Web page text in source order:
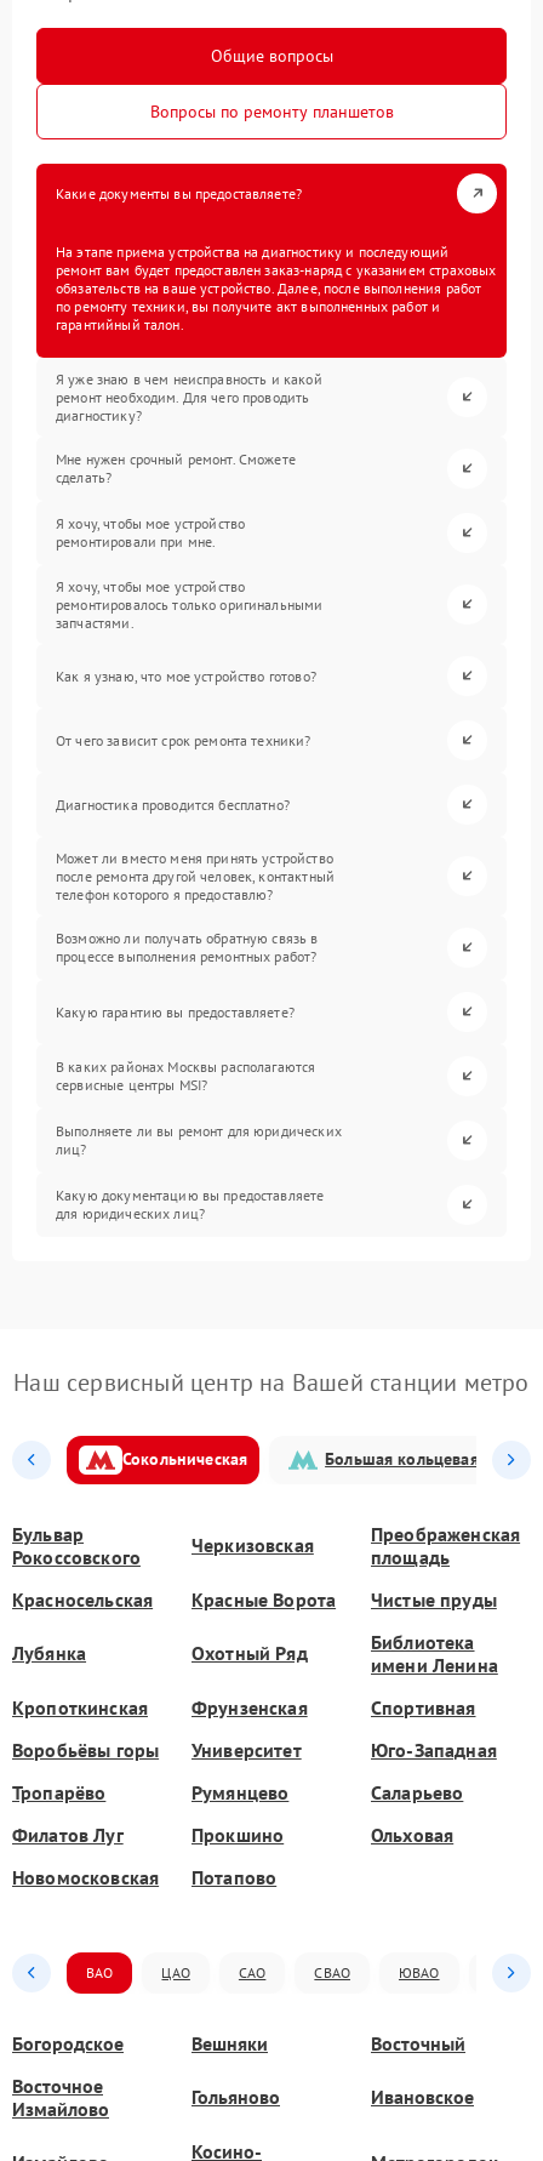
Общие вопросы
Вопросы по ремонту планшетов
Какие документы вы предоставляете?
На этапе приема устройства на диагностику и последующий
ремонт вам будет предоставлен заказ-наряд с указанием страховых
обязательств на ваше устройство. Далее, после выполнения работ
по ремонту техники, вы получите акт выполненных работ и
гарантийный талон.
Я уже знаю в чем неисправность и какой
ремонт необходим. Для чего проводить
диагностику?
Мне нужен срочный ремонт. Сможете
сделать?
Я хочу, чтобы мое устройство
ремонтировали при мне.
Я хочу, чтобы мое устройство
ремонтировалось только оригинальными
запчастями.
Как я узнаю, что мое устройство готово?
От чего зависит срок ремонта техники?
Диагностика проводится бесплатно?
Может ли вместо меня принять устройство
после ремонта другой человек, контактный
телефон которого я предоставлю?
Возможно ли получать обратную связь в
процессе выполнения ремонтных работ?
Какую гарантию вы предоставляете?
В каких районах Москвы располагаются
сервисные центры MSI?
Выполняете ли вы ремонт для юридических
лиц?
Какую документацию вы предоставляете
для юридических лиц?
Наш сервисный центр на Вашей станции метро
Сокольническая Большая кольцевая
Бульвар
Рокоссовского
Черкизовская
Преображенская
площадь
Красносельская
Красные Ворота Чистые пруды
Лубянка Охотный Ряд
Библиотека
имени Ленина
Кропоткинская
Фрунзенская
Спортивная
Воробьёвы горы
Университет
Юго-Западная
Тропарёво
Румянцево
Саларьево
Филатов Луг
Прокшино
Ольховая
Новомосковская
Потапово
ВАО ЦАО САО СВАО ЮВАО ЮАО
Богородское Вешняки
Восточный
Восточное
Измайлово
Гольяново Ивановское
Косино-